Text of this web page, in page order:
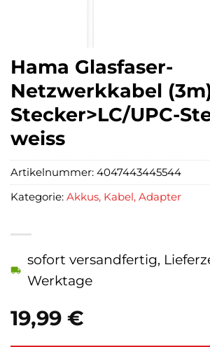
Hama Glasfaser-
Netzwerkkabel
Stecker>LC/UPC-
weiss
19,99 €
sofort versandfertig,
Werktage
Artikelnummer: 4047443445544
Kategorie: Akkus, Kabel, Adapter